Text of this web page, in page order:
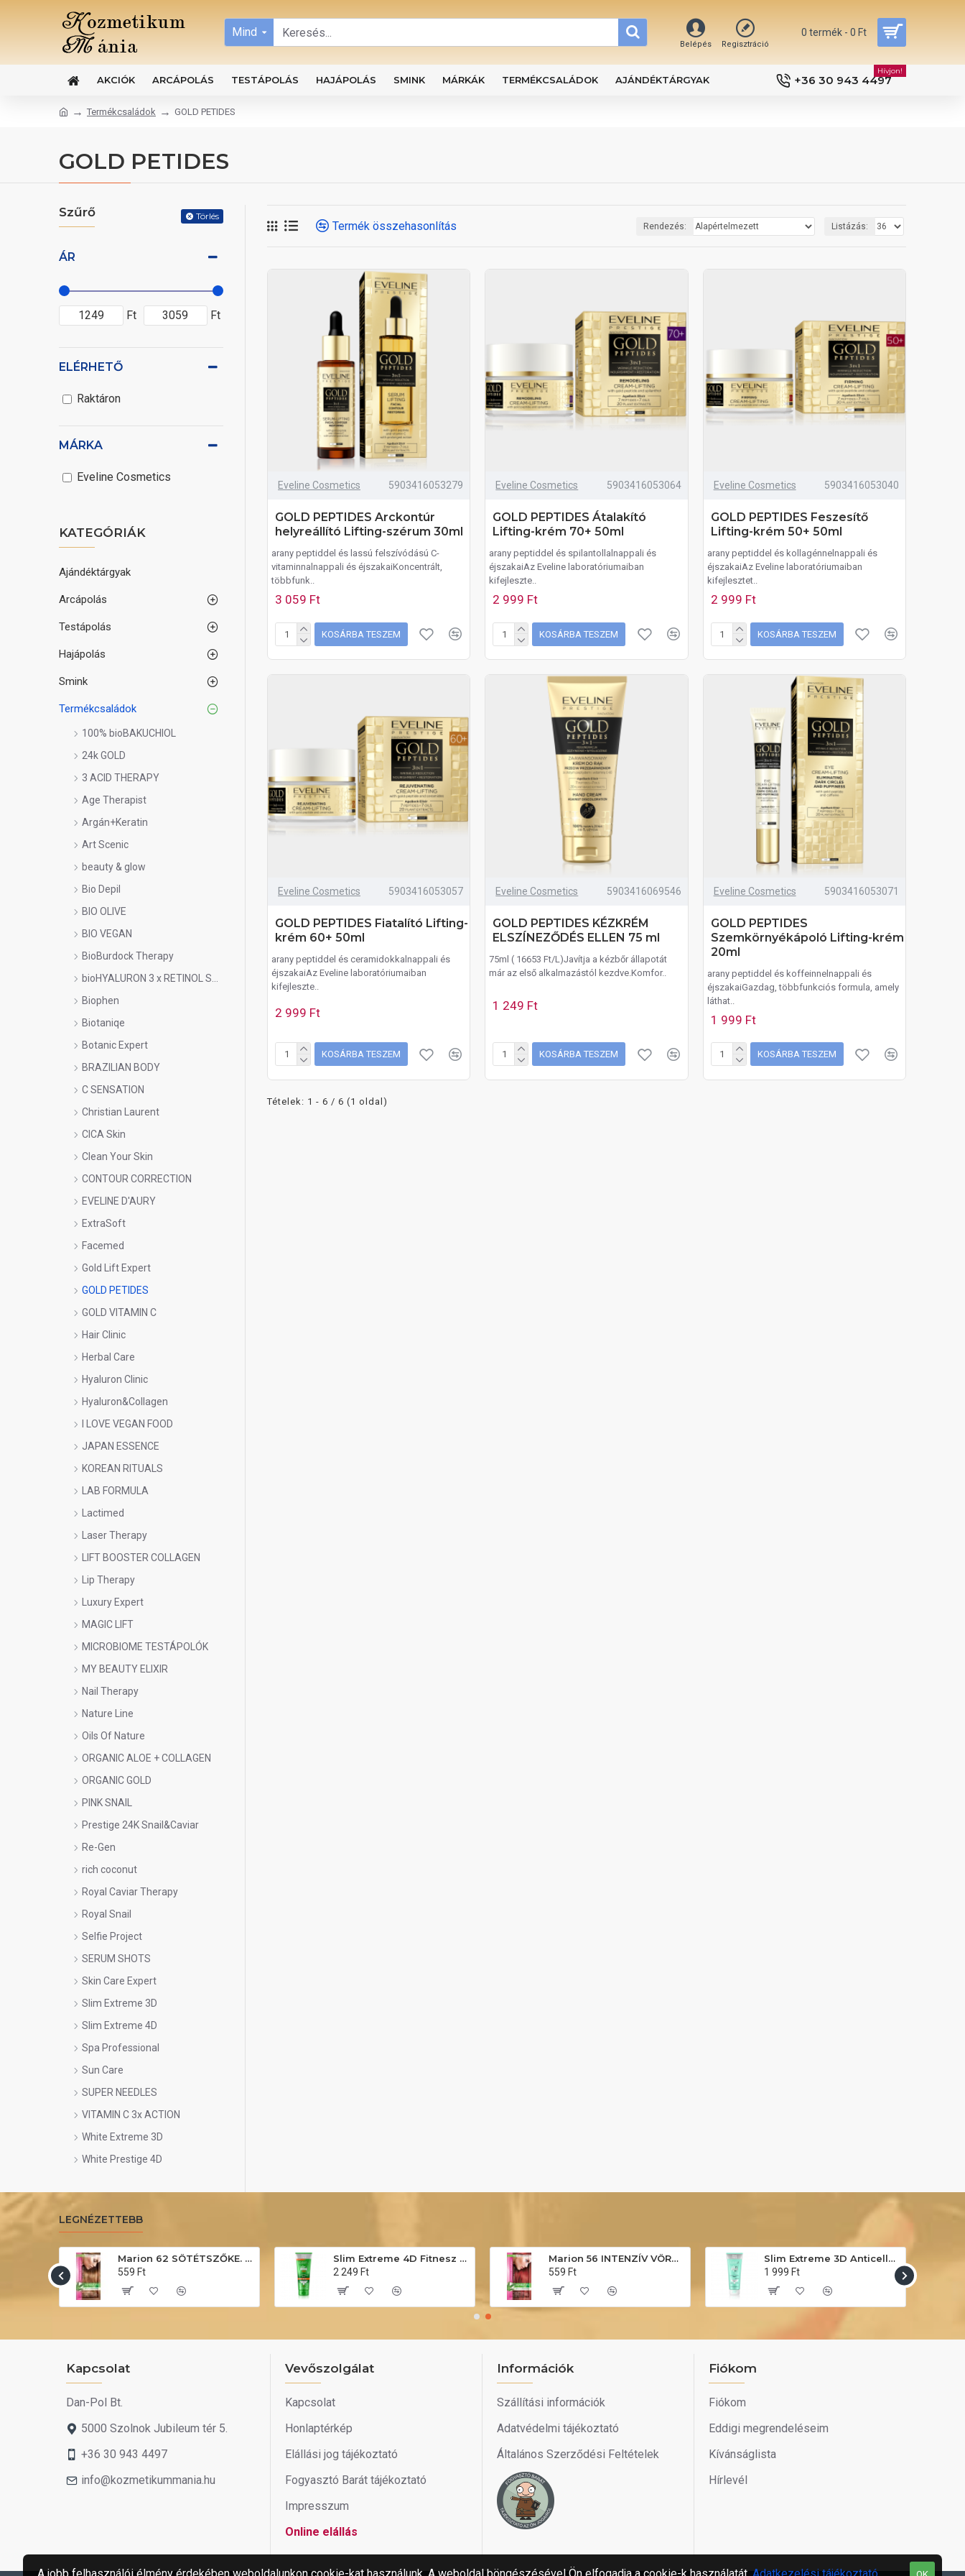
Mind
Belépés Regisztráció
0 termék - 0 Ft
AKCIÓK ARCÁPOLÁS TESTÁPOLÁS HAJÁPOLÁS SMINK MÁRKÁK TERMÉKCSALÁDOK AJÁNDÉKTÁRGYAK +36 30 943 4497
Hívjon!
Termékcsaládok GOLD PETIDES
GOLD PETIDES
Szűrő Törlés
ÁR
Ft Ft
MÁRKA
Eveline Cosmetics
ELÉRHETŐ
Raktáron
KATEGÓRIÁK
Ajándéktárgyak
Arcápolás
Testápolás
Hajápolás
Smink
Termékcsaládok
100% bioBAKUCHIOL
24k GOLD
3 ACID THERAPY
Age Therapist
Argán+Keratin
Art Scenic
beauty & glow
Bio Depil
BIO OLIVE
BIO VEGAN
BioBurdock Therapy
Biophen
Biotaniqe
Botanic Expert
BRAZILIAN BODY
C SENSATION
Christian Laurent
CICA Skin
Clean Your Skin
CONTOUR CORRECTION
EVELINE D'AURY
ExtraSoft
Facemed
Gold Lift Expert
GOLD PETIDES
GOLD VITAMIN C
Hair Clinic
Herbal Care
Hyaluron Clinic
Hyaluron&Collagen
I LOVE VEGAN FOOD
JAPAN ESSENCE
KOREAN RITUALS
LAB FORMULA
Lactimed
Laser Therapy
LIFT BOOSTER COLLAGEN
Lip Therapy
Luxury Expert
MAGIC LIFT
MICROBIOME TESTÁPOLÓK
MY BEAUTY ELIXIR
Nail Therapy
Nature Line
Oils Of Nature
ORGANIC ALOE + COLLAGEN
ORGANIC GOLD
PINK SNAIL
Prestige 24K Snail&Caviar
Re-Gen
rich coconut
Royal Caviar Therapy
Royal Snail
Selfie Project
SERUM SHOTS
Skin Care Expert
Slim Extreme 3D
Slim Extreme 4D
Spa Professional
Sun Care
SUPER NEEDLES
VITAMIN C 3x ACTION
White Extreme 3D
White Prestige 4D
Termék összehasonlítás Rendezés: Listázás:
Eveline Cosmetics 5903416053279
GOLD PEPTIDES Arckontúr
helyreállító Lifting-szérum 30ml
arany peptiddel és lassú felszívódású C-
vitaminnalnappali és éjszakaiKoncentrált,
többfunk..
3 059 Ft
KOSÁRBA TESZEM
Eveline Cosmetics 5903416053064
GOLD PEPTIDES Átalakító
Lifting-krém 70+ 50ml
arany peptiddel és spilantollalnappali és
éjszakaiAz Eveline laboratóriumaiban
kifejleszte..
2 999 Ft
KOSÁRBA TESZEM
Eveline Cosmetics 5903416053040
GOLD PEPTIDES Feszesítő
Lifting-krém 50+ 50ml
arany peptiddel és kollagénnelnappali és
éjszakaiAz Eveline laboratóriumaiban
kifejlesztet..
2 999 Ft
KOSÁRBA TESZEM
Eveline Cosmetics 5903416053057
GOLD PEPTIDES Fiatalító Lifting-
krém 60+ 50ml
arany peptiddel és ceramidokkalnappali és
éjszakaiAz Eveline laboratóriumaiban
kifejleszte..
2 999 Ft
KOSÁRBA TESZEM
Eveline Cosmetics 5903416069546
GOLD PEPTIDES KÉZKRÉM
ELSZÍNEZŐDÉS ELLEN 75 ml
75ml ( 16653 Ft/L)Javítja a kézbőr állapotát
már az első alkalmazástól kezdve.Komfor..
1 249 Ft
KOSÁRBA TESZEM
Eveline Cosmetics 5903416053071
GOLD PEPTIDES
Szemkörnyékápoló Lifting-krém
20ml
arany peptiddel és koffeinnelnappali és
éjszakaiGazdag, többfunkciós formula, amely
láthat..
1 999 Ft
KOSÁRBA TESZEM
Tételek: 1 - 6 / 6 (1 oldal)
LEGNÉZETTEBB
Marion 62 SÖTÉTSZŐKE. Hajszínező sampon 40ml
559 Ft
Slim Extreme 4D Fitnesz szérum 250ml
2 249 Ft
Marion 56 INTENZÍV VÖRÖS hajszínező sampon 40ml
559 Ft
Slim Extreme 3D Anticellulit Krém 200+50ml
1 999 Ft
Kapcsolat
Dan-Pol Bt.
5000 Szolnok Jubileum tér 5.
+36 30 943 4497
info@kozmetikummania.hu
Vevőszolgálat
Kapcsolat
Honlaptérkép
Elállási jog tájékoztató
Fogyasztó Barát tájékoztató
Impresszum
Online elállás
Információk
Szállítási információk
Adatvédelmi tájékoztató
Általános Szerződési Feltételek
Fiókom
Fiókom
Eddigi megrendeléseim
Kívánságlista
Hírlevél